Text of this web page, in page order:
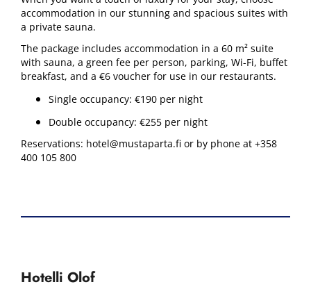
accommodation in our stunning and spacious suites with
a private sauna.
The package includes accommodation in a 60 m² suite
with sauna, a green fee per person, parking, Wi-Fi, buffet
breakfast, and a €6 voucher for use in our restaurants.
Single occupancy: €190 per night
Double occupancy: €255 per night
Reservations: hotel@mustaparta.fi or by phone at +358
400 105 800
Hotelli Olof